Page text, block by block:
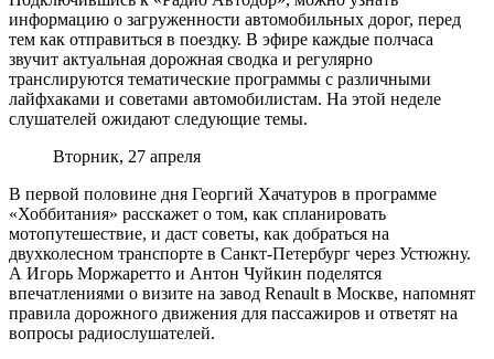
информацию о загруженности автомобильных дорог, перед
тем как отправиться в поездку. В эфире каждые полчаса
звучит актуальная дорожная сводка и регулярно
транслируются тематические программы с различными
лайфхаками и советами автомобилистам. На этой неделе
слушателей ожидают следующие темы.
Вторник, 27 апреля
В первой половине дня Георгий Хачатуров в программе
«Хоббитания» расскажет о том, как спланировать
мотопутешествие, и даст советы, как добраться на
двухколесном транспорте в Санкт-Петербург через Устюжну.
А Игорь Моржаретто и Антон Чуйкин поделятся
впечатлениями о визите на завод Renault в Москве, напомнят
правила дорожного движения для пассажиров и ответят на
вопросы радиослушателей.